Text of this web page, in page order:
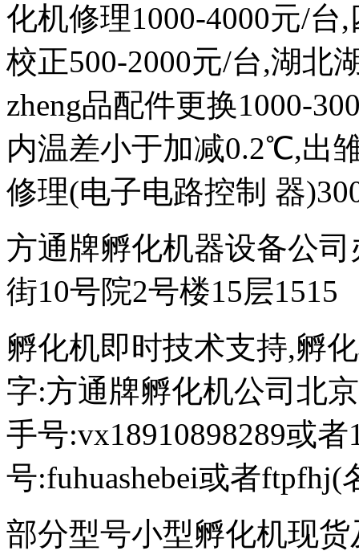
化机修理1000-4000元/
校正500-2000元/台,湖北
zheng品配件更换1000-
内温差小于加减0.2℃,出
修理(电子电路控制 器
方通牌孵化机器设备公
街10号院2号楼15层1515
孵化机即时技术支持,孵
字:方通牌孵化机公司北
手号:vx18910898289或
号:fuhuashebei或者
部分型号小型孵化机现